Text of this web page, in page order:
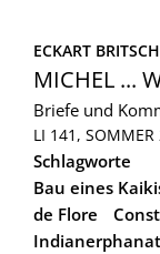
ECKART BRITSCH
MICHEL ...
Briefe und
LI 141, SOMMER
Schlagworte
Bau eines
de Flore